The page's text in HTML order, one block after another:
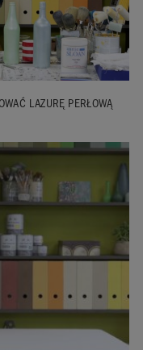
LAZURĘ PERŁOWĄ